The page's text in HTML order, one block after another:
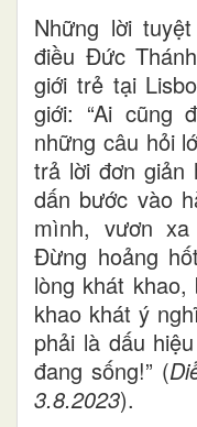
Những lời
điều Đức
giới trẻ tại
giới: “Ai cũng
những câu hỏi
trả lời đơn giản
dấn bước vào
mình, vươn
Đừng hoảng
lòng khát
khao khát ý
phải là dấu
đang sống!” (
3.8.2023).